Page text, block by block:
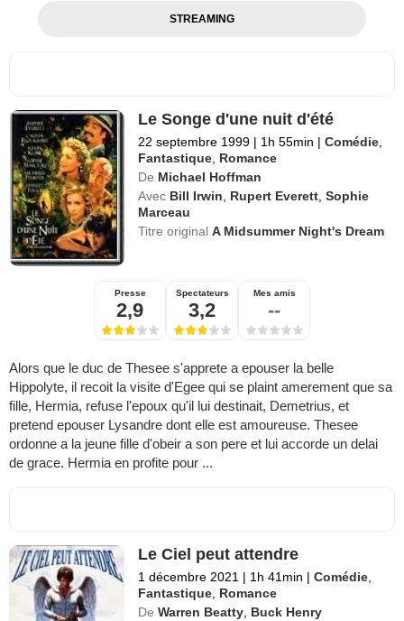
STREAMING
Le Songe d'une nuit d'été
22 septembre 1999 | 1h 55min | Comédie
Fantastique Romance
De Michael Hoffman
Avec Bill Irwin Rupert Everett ,Sophie
Marceau
Titre originalA Midsummer Night's Dream
Presse
2,9
Spectateurs
3,2
Mes amis
--
Alors que le duc de Thesee s'apprete a epouser la belle
Hippolyte, il recoit la visite d'Egee qui se plaint amerement que sa
fille, Hermia, refuse l'epoux qu'il lui destinait, Demetrius, et
pretend epouser Lysandre dont elle est amoureuse. Thesee
ordonne a la jeune fille d'obeir a son pere et lui accorde un delai
de grace. Hermia en profite pour ...
Le Ciel peut attendre
1 décembre 2021 | 1h 41min | Comédie,
Fantastique, Romance
De Warren Beatty, Buck Henry